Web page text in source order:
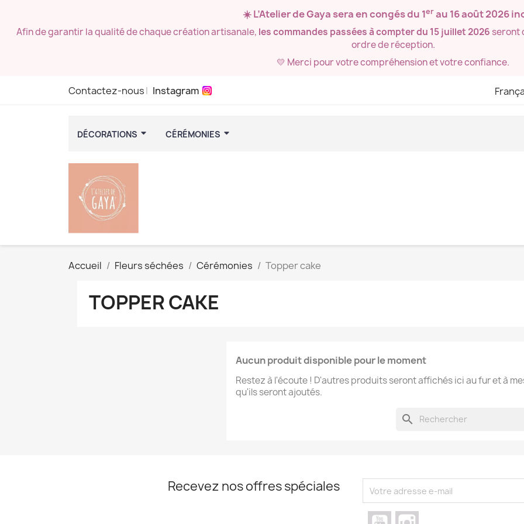
☀️ L’Atelier de Gaya sera en congés du 1erau 16 août 2026
Afin de garantir la qualité de chaque création artisanale, les commandes passées à compter du 15 juillet 2026seront
ordre de réception.
💛 Merci pour votre compréhension et votre confiance.
Contactez-nous Instagram
DÉCORATIONS CÉRÉMONIES
Accueil Fleurs séchées Cérémonies Topper cake
TOPPER CAKE
Aucun produit disponible pour le moment
Restez à l'écoute ! D'autres produits seront affichés ici au fur et à
qu'ils seront ajoutés.
search
Recevez nos offres spéciales
YouTube